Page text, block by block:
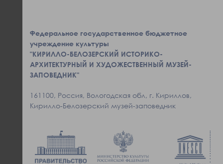
Федеральное государственное бюджетное
учреждение культуры
"КИРИЛЛО-БЕЛОЗЕРСКИЙ ИСТОРИКО-
АРХИТЕКТУРНЫЙ И ХУДОЖЕСТВЕННЫЙ МУЗЕЙ-
ЗАПОВЕДНИК"
161100, Россия, Вологодская обл, г. Кириллов,
Кирилло-Белозерский музей-заповедник